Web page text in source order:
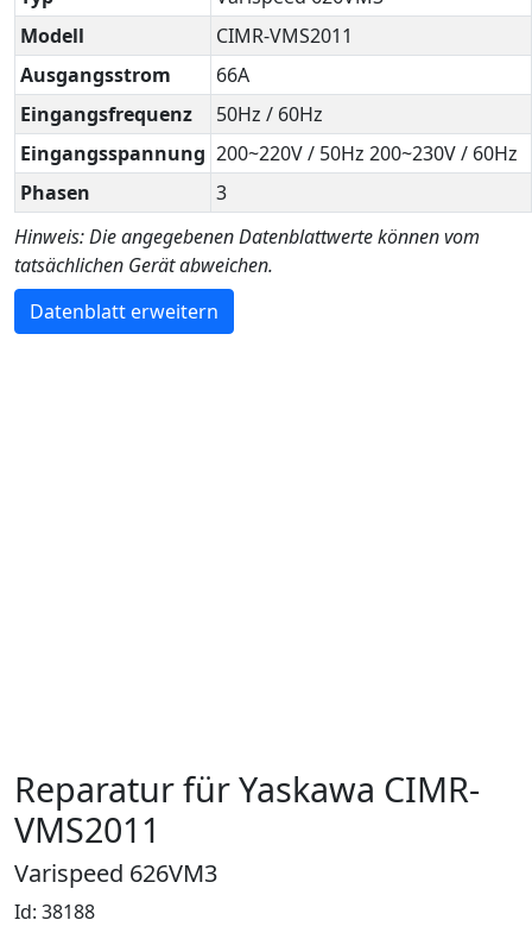
Modell
CIMR-VMS2011
Ausgangsstrom
66A
Eingangsfrequenz
50Hz / 60Hz
Eingangsspannung 200~220V / 50Hz 200~230V / 60Hz
Phasen
3
Hinweis: Die angegebenen Datenblattwerte können vom
tatsächlichen Gerät abweichen.
Datenblatt erweitern
Reparatur für Yaskawa CIMR-
VMS2011
Varispeed 626VM3
Id: 38188